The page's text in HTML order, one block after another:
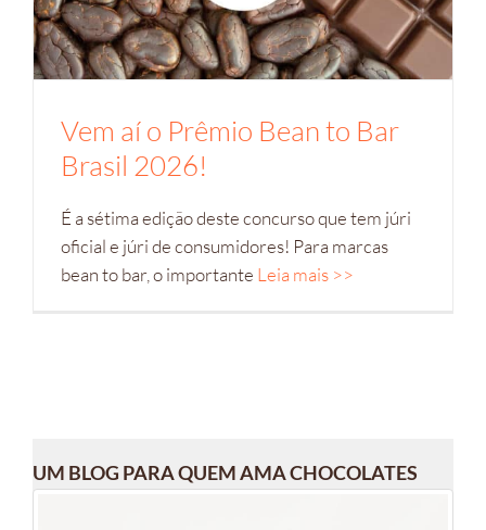
Vem aí o Prêmio Bean to Bar
Brasil 2026!
É a sétima edição deste concurso que tem júri
oficial e júri de consumidores! Para marcas
bean to bar, o importante Leia mais >>
UM BLOG PARA QUEM AMA CHOCOLATES